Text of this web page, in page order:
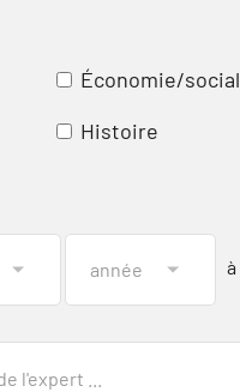
Économie/social
Histoire
à